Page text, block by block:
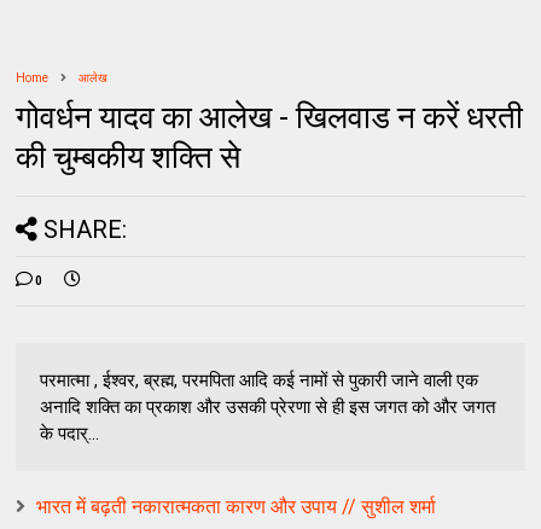
Home आलेख
गोवर्धन यादव का आलेख - खिलवाड न करें धरती
की चुम्बकीय शक्ति से
SHARE:
0
परमात्मा , ईश्वर, ब्रह्म, परमपिता आदि कई नामों से पुकारी जाने वाली एक
अनादि शक्ति का प्रकाश और उसकी प्रेरणा से ही इस जगत को और जगत
के पदार्...
भारत में बढ़ती नकारात्मकता कारण और उपाय // सुशील शर्मा